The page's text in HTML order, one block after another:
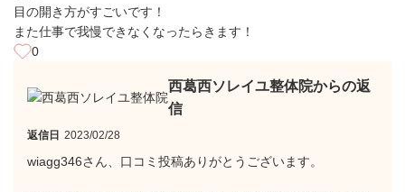
目の開き方がすごいです！
また仕事で我慢できなくなったらきます！
0
西葛西ソレイユ整体院からの返
信
返信日 2023/02/28
wiagg346さん、口コミ投稿ありがとうございます。